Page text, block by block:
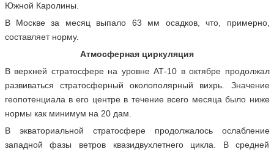
Южной Каролины.
В Москве за месяц выпало 63 мм осадков, что, примерно,
составляет норму.
Атмосферная циркуляция
В верхней стратосфере на уровне АТ-10 в октябре продолжал
развиваться стратосферный околополярный вихрь. Значение
геопотенциала в его центре в течение всего месяца было ниже
нормы как минимум на 20 дам.
В экваториальной стратосфере продолжалось ослабление
западной фазы ветров квазидвухлетнего цикла. В средней